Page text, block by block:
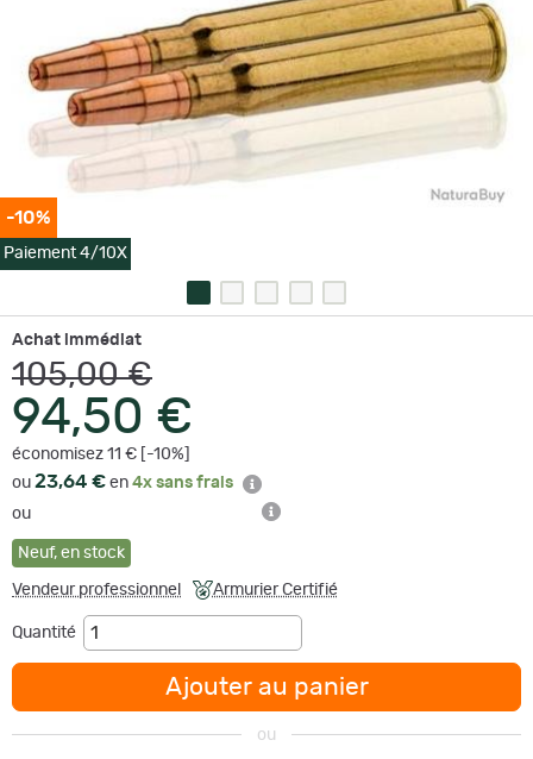
-10%
Paiement 4/10X
Achat immédiat
105,00 €
94,50 €
économisez 11 € [-10%]
ou 23,64 € en 4x sans frais
ou
Neuf, en stock
Vendeur professionnel Armurier Certifié
Quantité
Ajouter au panier
ou